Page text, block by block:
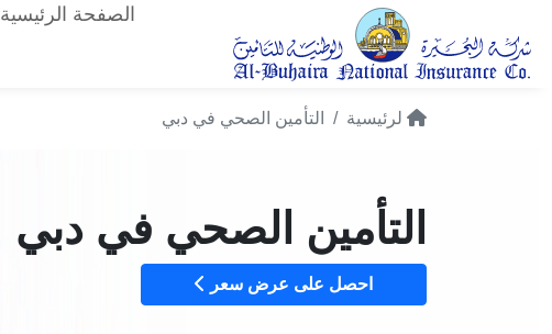
الصفحة الرئيسية
لرئيسية التأمين الصحي في دبي
التأمين الصحي في دبي
احصل على عرض سعر